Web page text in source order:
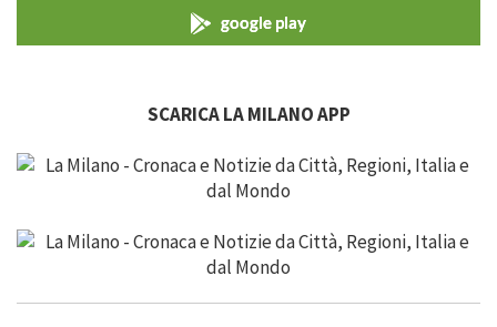
google play
SCARICA LA MILANO APP